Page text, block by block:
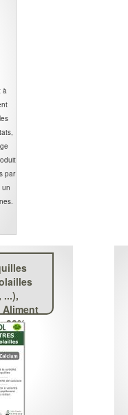
à
par
un
...),
Aliment
38%